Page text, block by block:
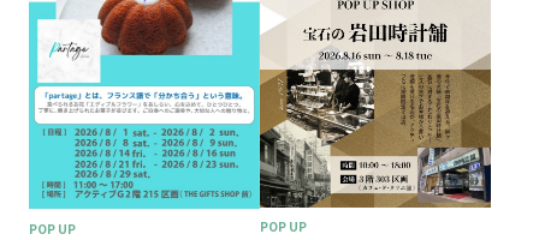
POP UP
POP UP